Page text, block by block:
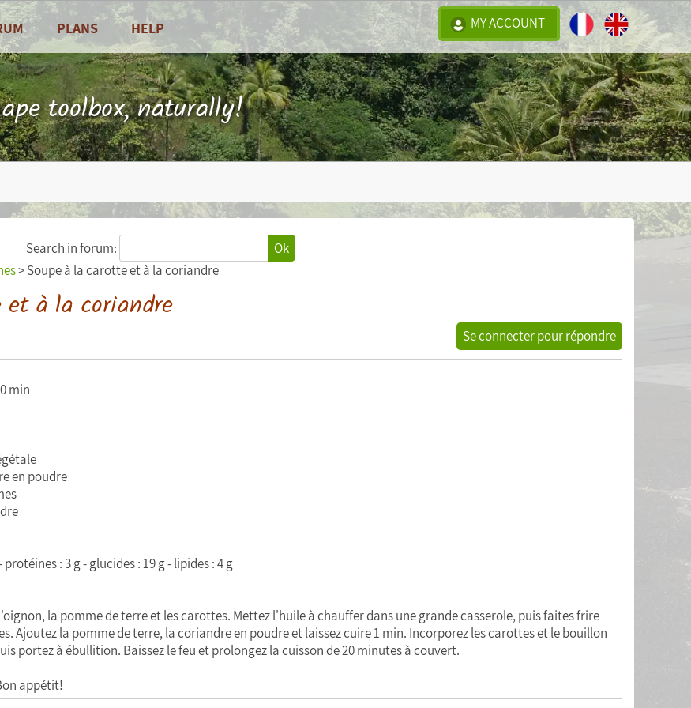
MY ACCOUNT
vegetables
PLANS HELP
Frequently Asked Questions
Contact
toolbox, naturally!
Search in forum:
Ok
> Soupe à la carotte et à la coriandre
et à la coriandre
Se connecter pour répondre
min
en poudre
: 3 g - glucides : 19 g - lipides : 4 g
la pomme de terre et les carottes. Mettez l'huile à chauffer dans une grande casserole, puis faites frire
Ajoutez la pomme de terre, la coriandre en poudre et laissez cuire 1 min. Incorporez les carottes et le bouillon
portez à ébullition. Baissez le feu et prolongez la cuisson de 20 minutes à couvert.
appétit!